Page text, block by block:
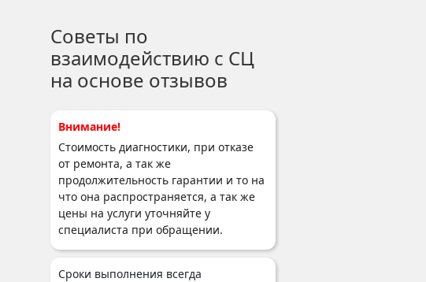
Советы по
взаимодействию с СЦ
на основе отзывов
Внимание!
Стоимость диагностики, при отказе
от ремонта, а так же
продолжительность гарантии и то на
что она распространяется, а так же
цены на услуги уточняйте у
специалиста при обращении.
Сроки выполнения всегда